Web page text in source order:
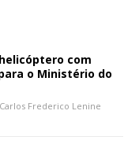
com
o Ministério do
Carlos Frederico Lenine